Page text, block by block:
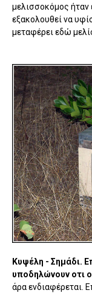
μελισσοκόμος ήταν
εξακολουθεί να
μεταφέρει εδώ
Κυψέλη - Σημάδι.
υποδηλώνουν οτι
άρα ενδιαφέρεται.